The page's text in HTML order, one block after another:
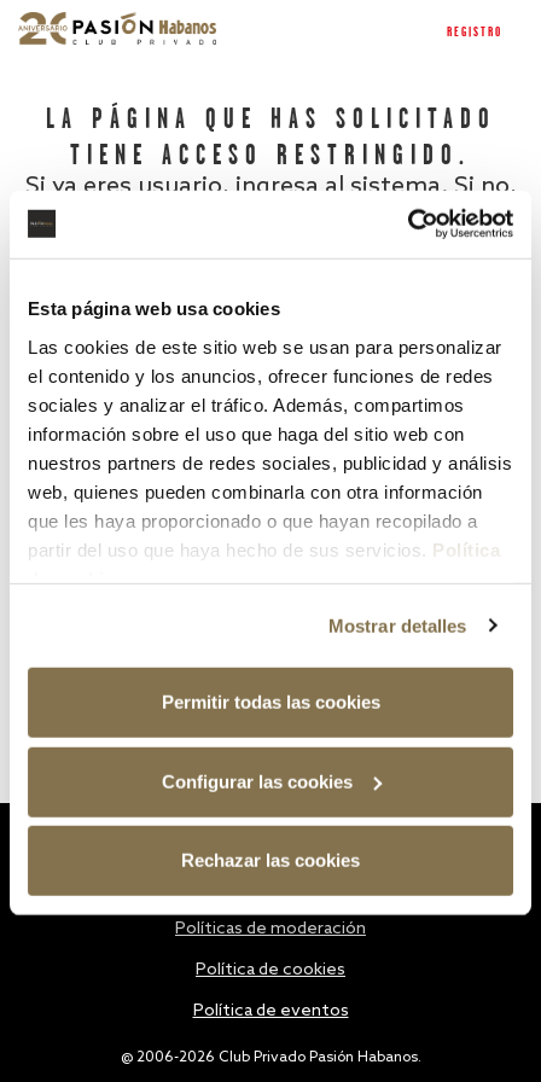
Esta página web usa cookies
Las cookies de este sitio web se usan para personalizar
el contenido y los anuncios, ofrecer funciones de redes
sociales y analizar el tráfico. Además, compartimos
información sobre el uso que haga del sitio web con
nuestros partners de redes sociales, publicidad y análisis
web, quienes pueden combinarla con otra información
que les haya proporcionado o que hayan recopilado a
partir del uso que haya hecho de sus servicios. Política
Mostrar detalles
Permitir todas las cookies
Configurar las cookies
Rechazar las cookies
REGISTRO
LA PÁGINA QUE HAS SOLICITADO
TIENE ACCESO RESTRINGIDO.
Si ya eres usuario, ingresa al sistema. Si no,
¿Has olvidado tu contraseña?
@ 2006-2026 Club Privado Pasión Habanos.
Políticas de moderación
Política de cookies
Política de eventos